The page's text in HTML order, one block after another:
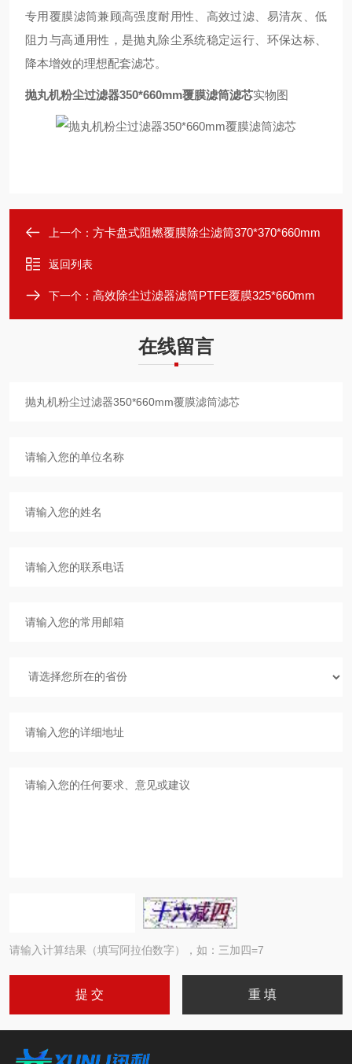
专用覆膜滤筒兼顾高强度耐用性、高效过滤、易清灰、低
阻力与高通用性，是抛丸除尘系统稳定运行、环保达标、
降本增效的理想配套滤芯。
抛丸机粉尘过滤器350*660mm覆膜滤筒滤芯实物图
上一个： 方卡盘式阻燃覆膜除尘滤筒370*370*660mm
返回列表
下一个： 高效除尘过滤器滤筒PTFE覆膜325*660mm
在线留言
请输入计算结果（填写阿拉伯数字），如：三加四=7